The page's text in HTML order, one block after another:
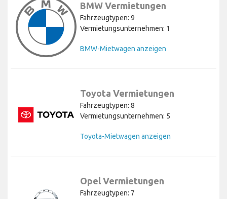
BMW Vermietungen
Fahrzeugtypen: 9
Vermietungsunternehmen: 1
BMW-Mietwagen anzeigen
Toyota Vermietungen
Fahrzeugtypen: 8
Vermietungsunternehmen: 5
Toyota-Mietwagen anzeigen
Opel Vermietungen
Fahrzeugtypen: 7